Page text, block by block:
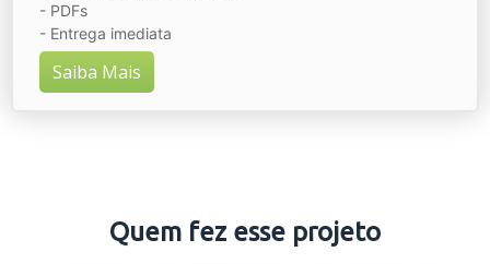
- PDFs
- Entrega imediata
Saiba Mais
Quem fez esse projeto